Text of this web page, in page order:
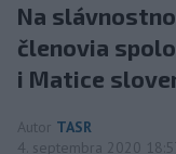
Na
členovia
i Matice
Autor TASR
4. septembra 2020